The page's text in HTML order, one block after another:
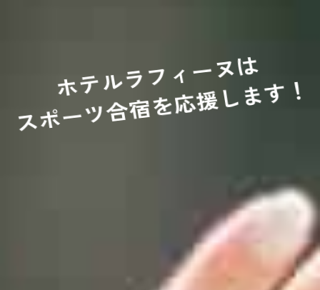
ホテルラフィーヌは
スポーツ合宿を応援します！